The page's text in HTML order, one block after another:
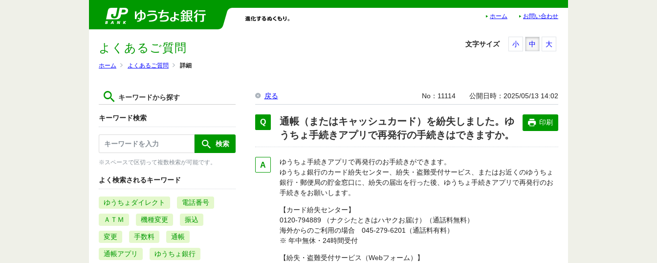
ホーム お問い合わせ
ホーム よくあるご質問 詳細
よくあるご質問
キーワードから探す
キーワード検索
※スペースで区切って複数検索が可能です。
よく検索されるキーワード
ゆうちょダイレクト 電話番号
ＡＴＭ 機種変更 振込
変更 手数料 通帳
通帳アプリ ゆうちょ銀行
文字サイズ 小 中 大
戻る No 11114 公開日時 2025/05/13 14:02
通帳（またはキャッシュカード）を紛失しました。ゆ
うちょ手続きアプリで再発行の手続きはできますか。
印刷
ゆうちょ手続きアプリで再発行のお手続きができます。
ゆうちょ銀行のカード紛失センター、紛失・盗難受付サービス、またはお近くのゆうちょ
銀行・郵便局の貯金窓口に、紛失の届出を行った後、ゆうちょ手続きアプリで再発行のお
手続きをお願いします。
【カード紛失センター】
0120-794889 （ナクシたときはハヤクお届け）（通話料無料）
海外からのご利用の場合 045-279-6201（通話料有料）
※ 年中無休・24時間受付
【紛失・盗難受付サービス（Webフォーム）】